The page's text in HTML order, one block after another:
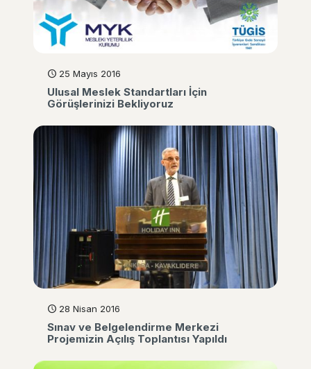
25 Mayıs 2016
Ulusal Meslek Standartları İçin
Görüşlerinizi Bekliyoruz
28 Nisan 2016
Sınav ve Belgelendirme Merkezi
Projemizin Açılış Toplantısı Yapıldı